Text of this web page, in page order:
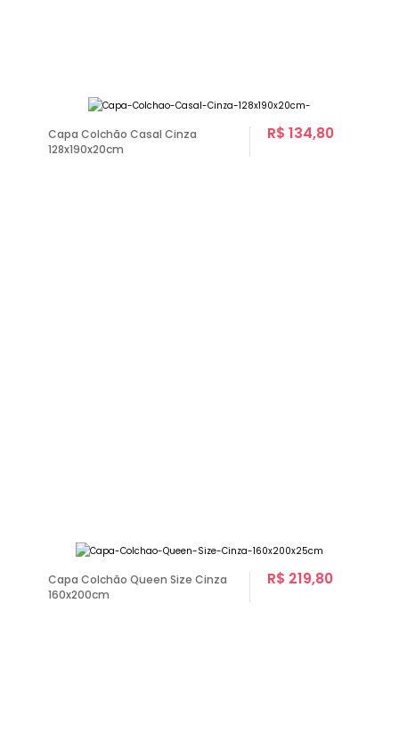
Capa Colchão Casal Cinza
128x190x20cm
R$ 134,80
Capa Colchão Queen Size Cinza
160x200cm
R$ 219,80